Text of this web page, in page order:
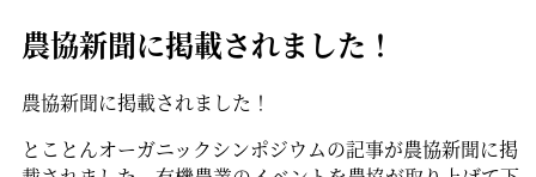
農協新聞に掲載されました！
農協新聞に掲載されました！
とことんオーガニックシンポジウムの記事が農協新聞に掲